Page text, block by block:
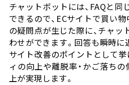
チャットボットには、FAQと
できるので、ECサイトで買い
の疑問点が生じた際に、チャ
わせができます。回答も瞬時に
サイト改善のポイントとして挙
ィの向上や離脱率・かご落ち
上が実現します。